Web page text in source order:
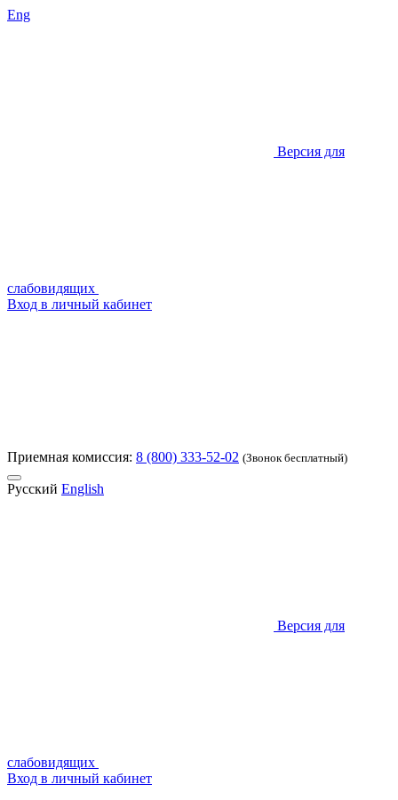
Eng
Версия для
слабовидящих
Вход в личный кабинет
Приемная комиссия: 8 (800) 333-52-02 (Звонок бесплатный)
Русский English
Версия для
слабовидящих
Вход в личный кабинет